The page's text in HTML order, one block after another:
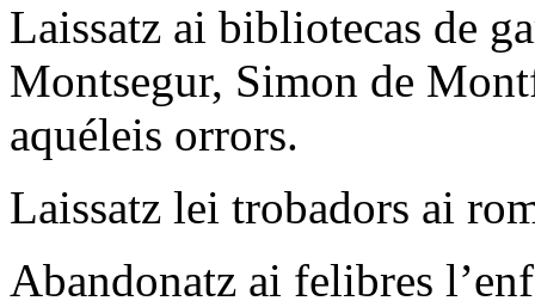
Laissatz ai bibliotecas de
Montsegur, Simon de
aquéleis orrors.
Laissatz lei trobadors ai
Abandonatz ai felibres